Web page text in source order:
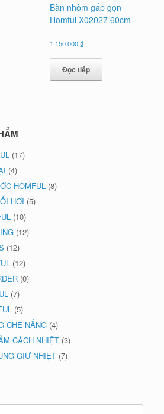
Bàn nhôm gấp gọn
Homful X02027 60cm
1.150.000₫
Đọc tiếp
(17)
(4)
HOMFUL (8)
HƠI (5)
(10)
(12)
(12)
(12)
(0)
(7)
(5)
CHE NẮNG (4)
CÁCH NHIỆT (3)
GIỮ NHIỆT (7)